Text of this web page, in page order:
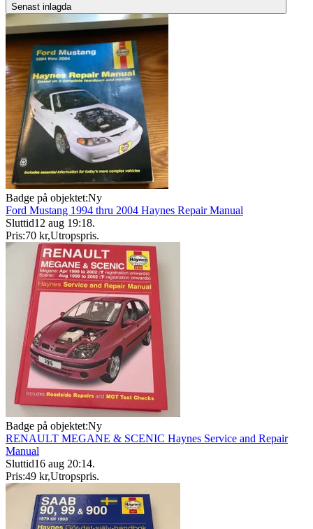
Senast inlagda
Badge på objektet:Ny
Ford Mustang 1994 thru 2004 Haynes Repair Manual
Sluttid12 aug 19:18.
Pris:70 kr,Utropspris.
Badge på objektet:Ny
RENAULT MEGANE & SCENIC Haynes Service and Repair
Manual
Sluttid16 aug 20:14.
Pris:49 kr,Utropspris.